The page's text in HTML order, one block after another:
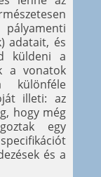
adatait, és
küldeni a
a vonatok
különféle
illeti: az
hogy még
egy
és a